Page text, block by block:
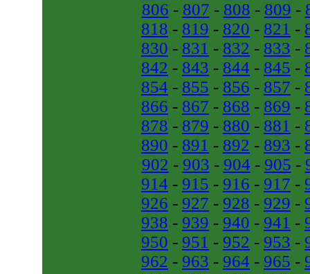
806 - 807 - 808 - 809 -
818 - 819 - 820 - 821 -
830 - 831 - 832 - 833 -
842 - 843 - 844 - 845 -
854 - 855 - 856 - 857 -
866 - 867 - 868 - 869 -
878 - 879 - 880 - 881 -
890 - 891 - 892 - 893 -
902 - 903 - 904 - 905 -
914 - 915 - 916 - 917 -
926 - 927 - 928 - 929 -
938 - 939 - 940 - 941 -
950 - 951 - 952 - 953 -
962 - 963 - 964 - 965 -